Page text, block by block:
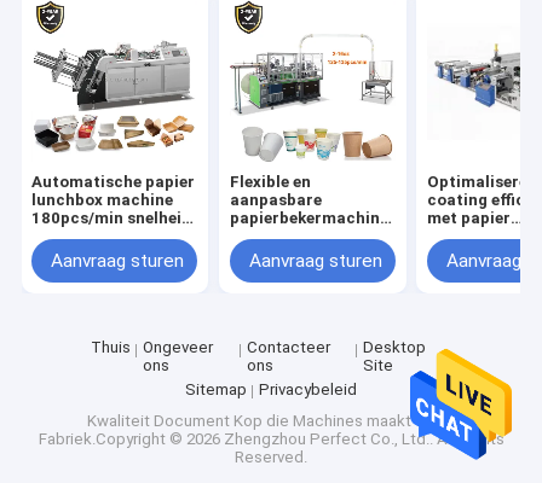
Automatische papier
lunchbox machine
180pcs/min snelheid
3kw vermogen
2300kg gewicht
Aanvraag sturen
Flexible en
aanpasbare
papierbekermachines
3100KG snelheid
120-150 stuks /
minuut
Aanvraag sturen
Optimaliseren
coating
met papier
polyethyleen
50m/min
snelheid
Aanvraag
Thuis
Ongeveer
ons
Contacteer
ons
Desktop
Site
Sitemap
Privacybeleid
Kwaliteit Document Kop die Machines maaktChina
Fabriek.Copyright © 2026 Zhengzhou Perfect Co., Ltd.. All Rights
Reserved.